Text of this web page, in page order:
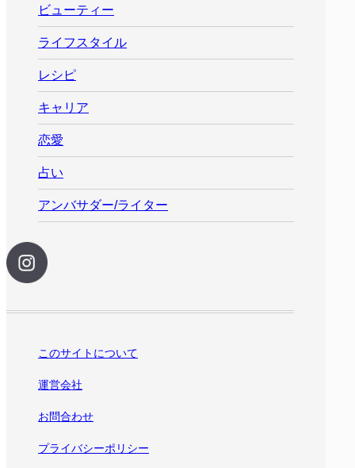
ビューティー
ライフスタイル
レシピ
キャリア
恋愛
占い
アンバサダー/ライター
このサイトについて
運営会社
お問合わせ
プライバシーポリシー